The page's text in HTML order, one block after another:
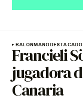
BALONMANO
Francieli
jugadora
Canaria